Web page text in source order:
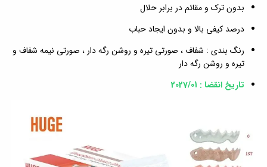
بدون ترک و مقائم در برابر حلال
درصد کیفی بالا و بدون ایجاد حباب
رنگ بندی : شفاف ، صورتی تیره و روشن رگه دار ، صورتی نیمه شفاف و
تیره و روشن رگه دار
تاریخ انقضا : 2027/01